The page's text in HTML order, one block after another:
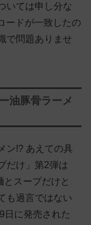
いては申し分な
ードが一致したの
で問題ありませ
油豚骨ラーメ
ン!? あえての具
だけ」第2弾は
とスープだけと
も過言ではない
日に発売された